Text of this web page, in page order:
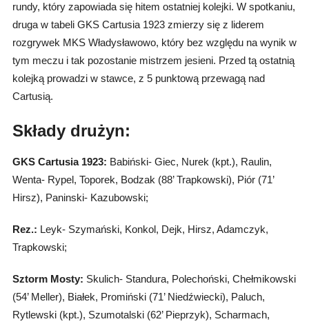
rundy, który zapowiada się hitem ostatniej kolejki. W spotkaniu,
druga w tabeli GKS Cartusia 1923 zmierzy się z liderem
rozgrywek MKS Władysławowo, który bez względu na wynik w
tym meczu i tak pozostanie mistrzem jesieni. Przed tą ostatnią
kolejką prowadzi w stawce, z 5 punktową przewagą nad
Cartusią.
Składy drużyn:
GKS Cartusia 1923: Babiński- Giec, Nurek (kpt.), Raulin,
Wenta- Rypel, Toporek, Bodzak (88’ Trapkowski), Piór (71’
Hirsz), Paninski- Kazubowski;
Rez.: Leyk- Szymański, Konkol, Dejk, Hirsz, Adamczyk,
Trapkowski;
Sztorm Mosty: Skulich- Standura, Polechoński, Chełmikowski
(54’ Meller), Białek, Promiński (71’ Niedźwiecki), Paluch,
Rytlewski (kpt.), Szumotalski (62’ Pieprzyk), Scharmach,